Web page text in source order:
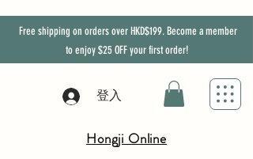
Free shipping on orders over HKD$199. Become a member
to enjoy$25 OFFyour first order!
登入
Hongji Online